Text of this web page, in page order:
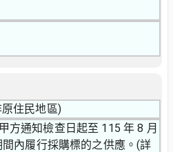
住民地區)
方通知檢查日起至 115 年 8 月
內履行採購標的之供應。(詳